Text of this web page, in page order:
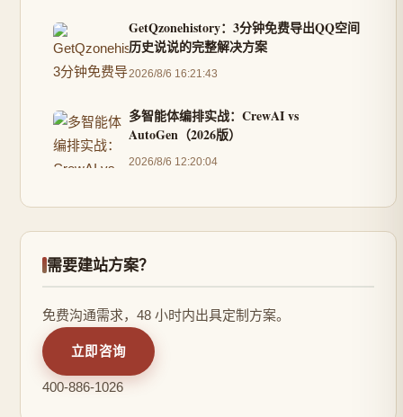
GetQzonehistory：3分钟免费导出QQ空间
历史说说的完整解决方案
2026/8/6 16:21:43
多智能体编排实战：CrewAI vs
AutoGen（2026版）
2026/8/6 12:20:04
需要建站方案？
免费沟通需求，48 小时内出具定制方案。
立即咨询
400-886-1026